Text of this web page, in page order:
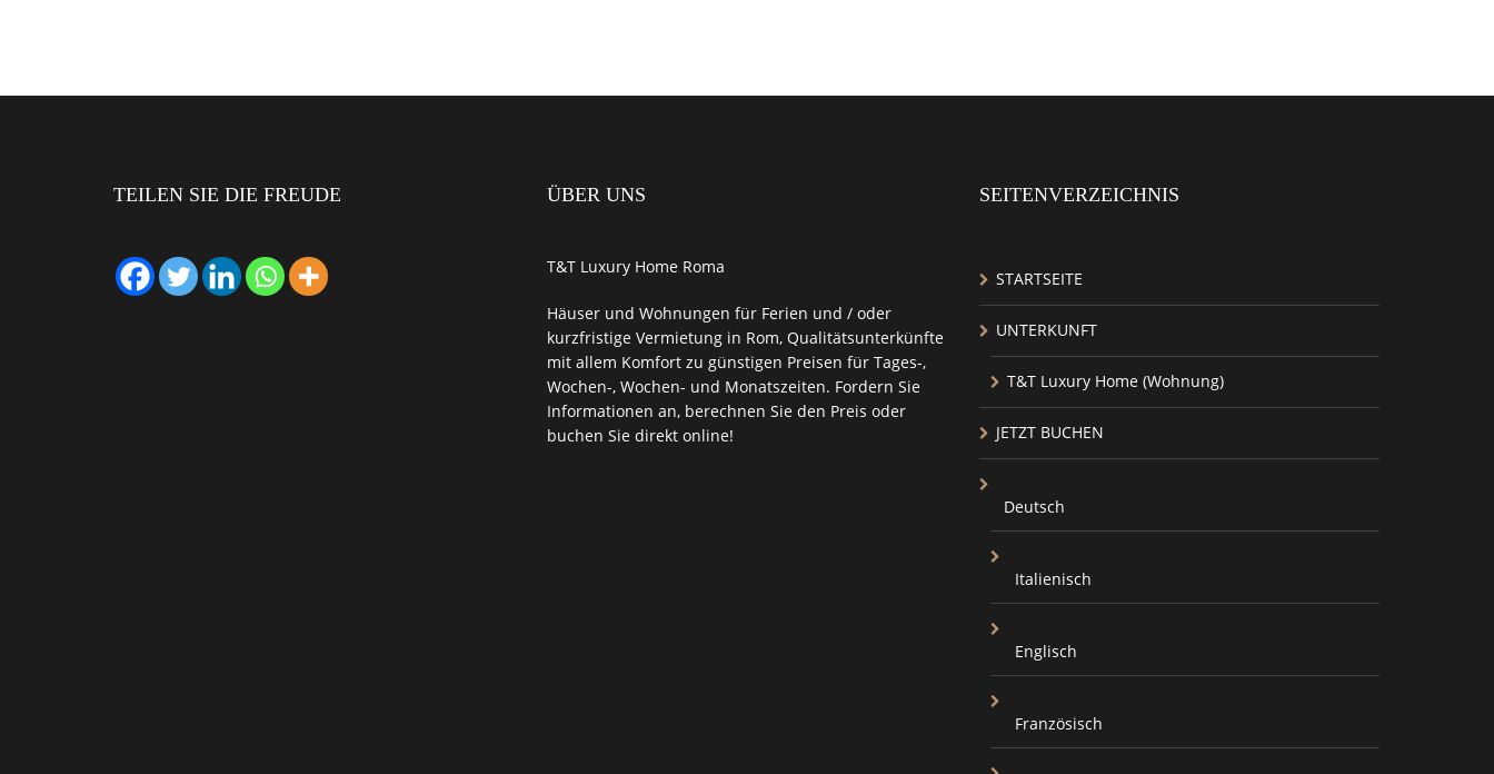
TEILEN SIE DIE FREUDE ÜBER UNS
T&T Luxury Home Roma
Häuser und Wohnungen für Ferien und / oder
kurzfristige Vermietung in Rom, Qualitätsunterkünfte
mit allem Komfort zu günstigen Preisen für Tages-,
Wochen-, Wochen- und Monatszeiten. Fordern Sie
Informationen an,berechnen Sie den Preis oder
buchen Sie direkt online!
SEITENVERZEICHNIS
STARTSEITE
UNTERKUNFT
T&T Luxury Home (Wohnung)
JETZT BUCHEN
Deutsch
Italienisch
Englisch
Französisch